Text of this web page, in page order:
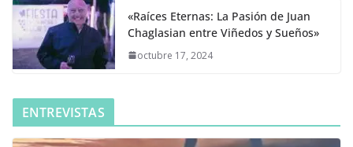
«Raíces Eternas: La Pasión de Juan
Chaglasian entre Viñedos y Sueños»
octubre 17, 2024
ENTREVISTAS